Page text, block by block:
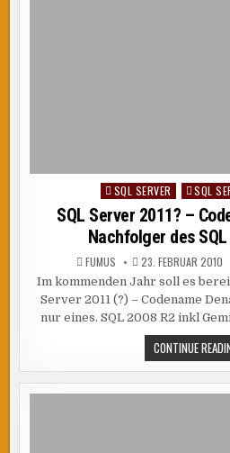
Posted
SQL SERVER SQL
SQL Server 2011? –
Nachfolger des
FUMUS 23. FEBRUAR 2010
Im kommenden Jahr soll es
Server 2011 (?) – Codename
nur eines. SQL 2008 R2 inkl
CONTINUE